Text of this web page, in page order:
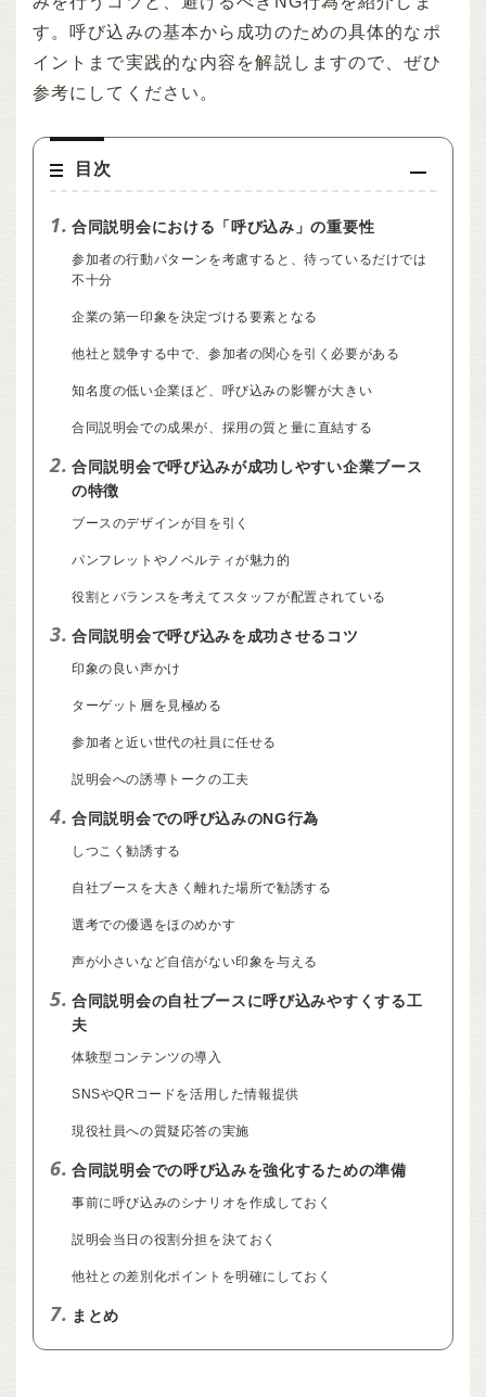
す。呼び込みの基本から成功のための具体的なポ
イントまで実践的な内容を解説しますので、ぜひ
参考にしてください。
目次
1. 合同説明会における「呼び込み」の重要性
参加者の行動パターンを考慮すると、待っているだけでは
不十分
企業の第一印象を決定づける要素となる
他社と競争する中で、参加者の関心を引く必要がある
知名度の低い企業ほど、呼び込みの影響が大きい
合同説明会での成果が、採用の質と量に直結する
2. 合同説明会で呼び込みが成功しやすい企業ブース
の特徴
ブースのデザインが目を引く
パンフレットやノベルティが魅力的
役割とバランスを考えてスタッフが配置されている
3. 合同説明会で呼び込みを成功させるコツ
印象の良い声かけ
ターゲット層を見極める
参加者と近い世代の社員に任せる
説明会への誘導トークの工夫
4. 合同説明会での呼び込みのNG行為
しつこく勧誘する
自社ブースを大きく離れた場所で勧誘する
選考での優遇をほのめかす
声が小さいなど自信がない印象を与える
5. 合同説明会の自社ブースに呼び込みやすくする工
夫
体験型コンテンツの導入
SNSやQRコードを活用した情報提供
現役社員への質疑応答の実施
6. 合同説明会での呼び込みを強化するための準備
事前に呼び込みのシナリオを作成しておく
説明会当日の役割分担を決ておく
他社との差別化ポイントを明確にしておく
7. まとめ